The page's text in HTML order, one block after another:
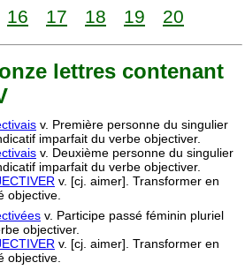
16 17 18 19 20
lettres contenant
v. Première personne du singulier
imparfait du verbe objectiver.
v. Deuxième personne du singulier
imparfait du verbe objectiver.
v. [cj. aimer]. Transformer en
objective.
v. Participe passé féminin pluriel
objectiver.
v. [cj. aimer]. Transformer en
objective.